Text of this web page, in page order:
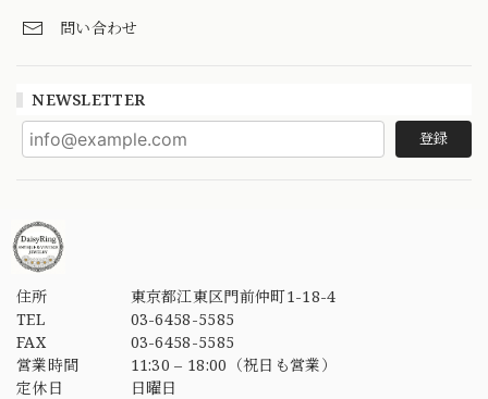
問い合わせ
NEWSLETTER
登録
住所
東京都江東区門前仲町1-18-4
TEL
03-6458-5585
FAX
03-6458-5585
営業時間
11:30 – 18:00（祝日も営業）
定休日
日曜日